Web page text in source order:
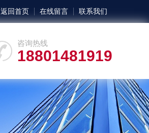
返回首页 在线留言 联系我们
咨询热线
18801481919